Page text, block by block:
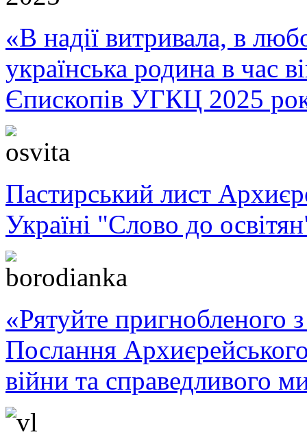
«В надії витривала, в
українська родина в час
Єпископів УГКЦ 2025
Пастирський лист
Україні "Слово до
«Рятуйте пригнобленого
Послання
війни та справедливого